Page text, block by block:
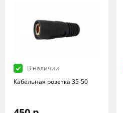
В наличии
Кабельная розетка 35-50